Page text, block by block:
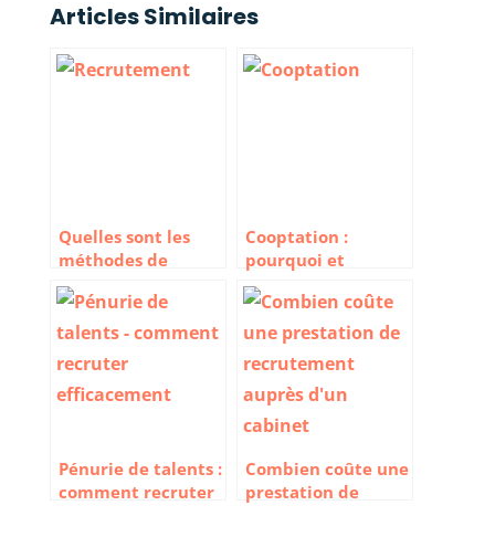
Articles Similaires
Quelles sont les
méthodes de
recrutement
innovantes ?
Cooptation :
pourquoi et
comment la mettre
en place pour
recruter ?
Pénurie de talents :
comment recruter
Combien coûte une
prestation de